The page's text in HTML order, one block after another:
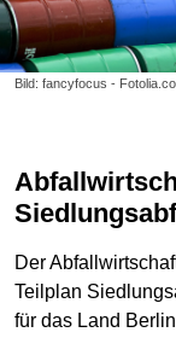
Bild: fancyfocus -
Abfallwirtschaftsplan – Teilplan
Der
Teilplan
für das Land